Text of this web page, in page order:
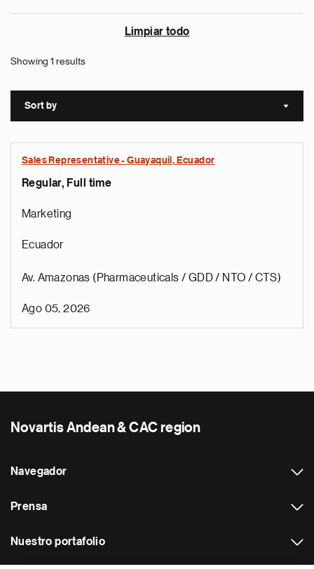
Limpiar todo
Showing 1 results
Sort by Sort
Sales Representative - Guayaquil, Ecuador
Regular, Full time
Marketing
Ecuador
Av. Amazonas (Pharmaceuticals / GDD / NTO / CTS)
Ago 05, 2026
Novartis Andean & CAC region
Navegador
Prensa
Nuestro portafolio